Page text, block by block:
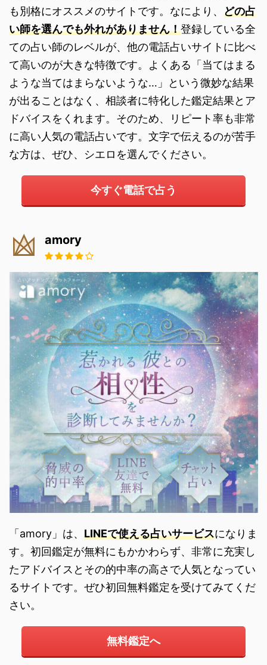
も別格にオススメのサイトです。なにより、 どの占
い師を選んでも外れがありません！登録している全
ての占い師のレベルが、他の電話占いサイトに比べ
て高いのが大きな特徴です。よくある「当てはまる
ような当てはまらないような…」という微妙な結果
が出ることはなく、相談者に特化した鑑定結果とア
ドバイスをくれます。そのため、リピート率も非常
に高い人気の電話占いです。文字で伝えるのが苦手
な方は、ぜひ、シエロを選んでください。
今すぐ電話で占う
amory
「amory」は、 LINEで使える占いサービスになりま
す。初回鑑定が無料にもかかわらず、非常に充実し
たアドバイスとその的中率の高さで人気となってい
るサイトです。ぜひ初回無料鑑定を受けてみてくだ
さい。
無料鑑定へ